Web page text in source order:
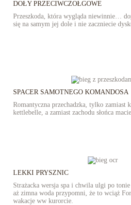
DOŁY PRZECIWCZOŁGOWE
Przeszkoda, która wygląda niewinnie…
się na samym jej dole i nie zaczniecie
SPACER SAMOTNEGO KOMANDOSA
Romantyczna przechadzka, tylko zamiast
kettlebelle, a zamiast zachodu słońca
LEKKI PRYSZNIC
Strażacka wersja spa i chwila ulgi po
aż zimna woda przypomni, że to wciąż
wakacje ww kurorcie.